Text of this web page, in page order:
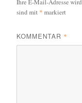
k
Ihre E-Mail-Adresse
sind mit * markiert
KOMMENTAR *